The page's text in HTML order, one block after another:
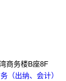
商务楼B座8F
（出纳、会计）